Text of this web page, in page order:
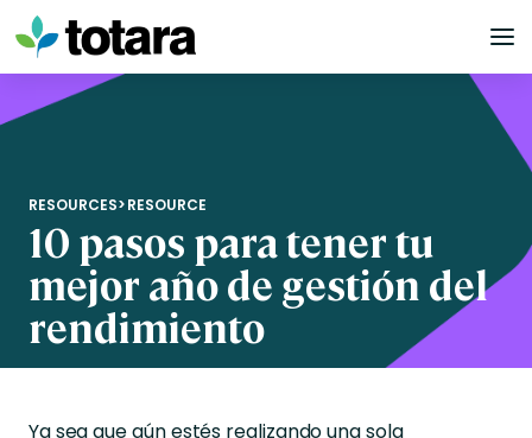
Skip
to
content
RESOURCES>RESOURCE
10 pasos para tener tu
mejor año de gestión del
rendimiento
Ya sea que aún estés realizando una sola